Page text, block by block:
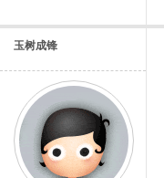
玉树成锋